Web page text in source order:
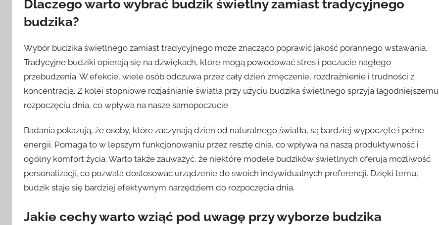
Dlaczego warto wybrać budzik świetlny zamiast tradycyjnego
budzika?
Wybór budzika świetlnego zamiast tradycyjnego może znacząco poprawić jakość porannego wstawania.
Tradycyjne budziki opierają się na dźwiękach, które mogą powodować stres i poczucie nagłego
przebudzenia. W efekcie, wiele osób odczuwa przez cały dzień zmęczenie, rozdrażnienie i trudności z
koncentracją. Z kolei stopniowe rozjaśnianie światła przy użyciu budzika świetlnego sprzyja łagodniejszemu
rozpoczęciu dnia, co wpływa na nasze samopoczucie.
Badania pokazują, że osoby, które zaczynają dzień od naturalnego światła, są bardziej wypoczęte i pełne
energii. Pomaga to w lepszym funkcjonowaniu przez resztę dnia, co wpływa na naszą produktywność i
ogólny komfort życia. Warto także zauważyć, że niektóre modele budzików świetlnych oferują możliwość
personalizacji, co pozwala dostosować urządzenie do swoich indywidualnych preferencji. Dzięki temu,
budzik staje się bardziej efektywnym narzędziem do rozpoczęcia dnia.
Jakie cechy warto wziąć pod uwagę przy wyborze budzika